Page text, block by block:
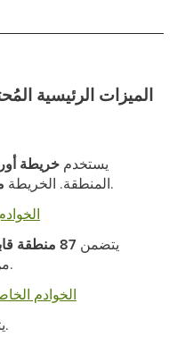
الميزات الرئيسية
يستخدم خريطة
المنطقة. الخريطة.
يتضمن 87 منطقة قابلة للاحتلال
من نهاية اللعبة عبر عجائب العالم.
الخوادم
.